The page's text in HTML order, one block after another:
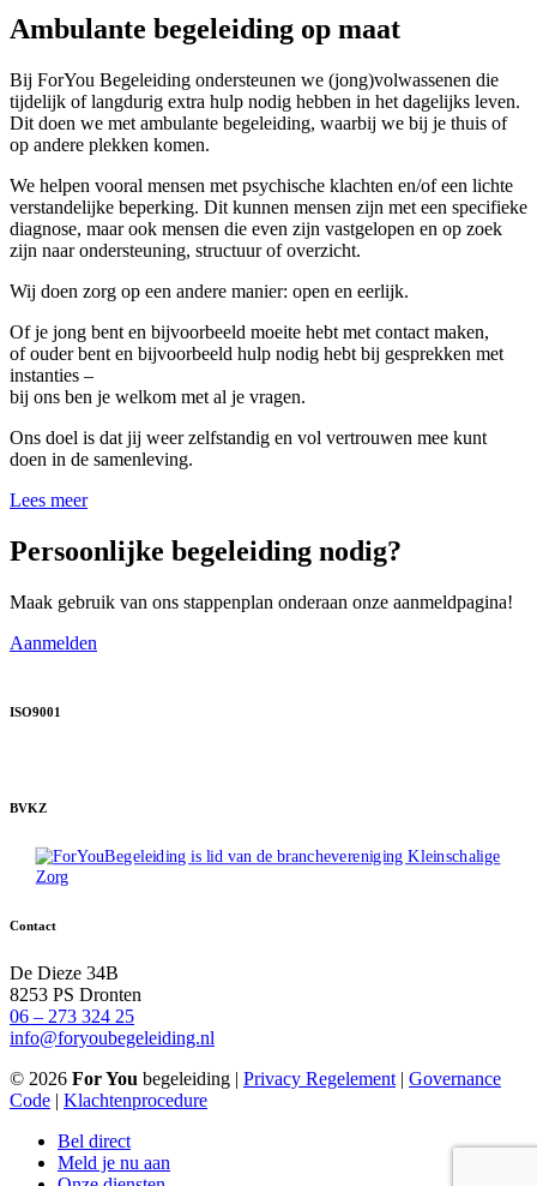
Ambulante begeleiding op maat
Bij ForYou Begeleiding ondersteunen we (jong)volwassenen die
tijdelijk of langdurig extra hulp nodig hebben in het dagelijks leven.
Dit doen we met ambulante begeleiding, waarbij we bij je thuis of
op andere plekken komen.
We helpen vooral mensen met psychische klachten en/of een lichte
verstandelijke beperking. Dit kunnen mensen zijn met een specifieke
diagnose, maar ook mensen die even zijn vastgelopen en op zoek
zijn naar ondersteuning, structuur of overzicht.
Wij doen zorg op een andere manier: open en eerlijk.
Of je jong bent en bijvoorbeeld moeite hebt met contact maken,
of ouder bent en bijvoorbeeld hulp nodig hebt bij gesprekken met
instanties –
bij ons ben je welkom met al je vragen.
Ons doel is dat jij weer zelfstandig en vol vertrouwen mee kunt
doen in de samenleving.
Lees meer
Persoonlijke begeleiding nodig?
Maak gebruik van ons stappenplan onderaan onze aanmeldpagina!
Aanmelden
ISO9001
BVKZ
Contact
De Dieze 34B
8253 PS Dronten
06 – 273 324 25
info@foryoubegeleiding.nl
© 2026 For You begeleiding | Privacy Regelement | Governance
Code | Klachtenprocedure
Bel direct
Meld je nu aan